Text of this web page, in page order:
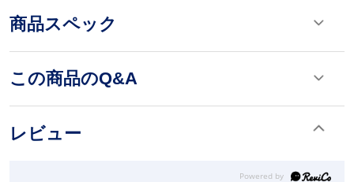
商品スペック
この商品のQ&A
レビュー